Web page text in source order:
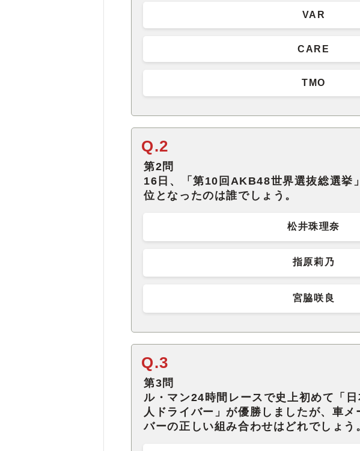
VAR
CARE
TMO
Q.2
第2問
16日、「第10回AKB48世界選抜総選挙
位となったのは誰でしょう。
松井珠理奈
指原莉乃
宮脇咲良
Q.3
第3問
ル・マン24時間レースで史上初めて「
人ドライバー」が優勝しましたが、車メ
バーの正しい組み合わせはどれでしょう